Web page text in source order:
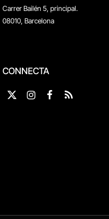
Carrer Bailén 5, principal.
08010, Barcelona
CONNECTA
X
InstagramFacebook
RSS